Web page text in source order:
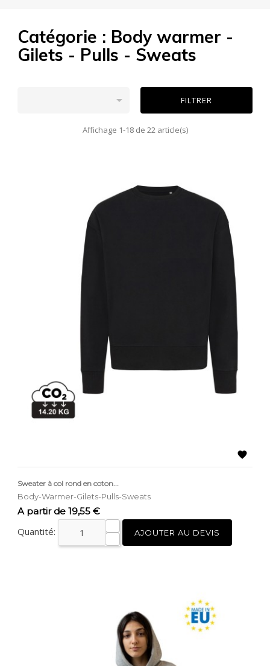
Catégorie : Body warmer -
Gilets - Pulls - Sweats
 FILTRER
Affichage 1-18 de 22 article(s)

Sweater à col rond en coton...
Body-Warmer-Gilets-Pulls-Sweats
Prix
A partir de 19,55 €
Quantité: AJOUTER AU DEVIS